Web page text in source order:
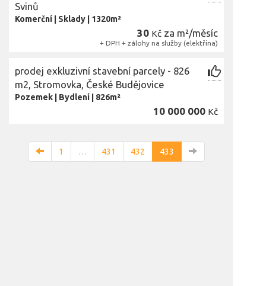
Svinů
Komerční Sklady 1320m²
30 Kč za m²/měsíc
+ DPH + zálohy na služby (elektřina)
prodej exkluzivní stavební parcely - 826
m2, Stromovka, České Budějovice
Pozemek Bydlení 826m²
10 000 000 Kč
1 … 431 432 433